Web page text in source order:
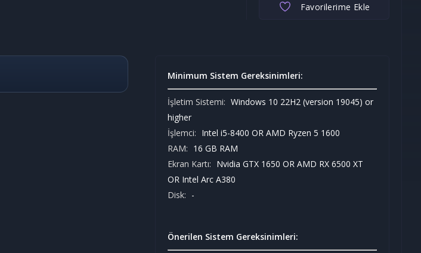
Favorilerime Ekle
Minimum Sistem Gereksinimleri:
İşletim Sistemi: Windows 10 22H2 (version 19045) or
higher
İşlemci: Intel i5-8400 OR AMD Ryzen 5 1600
RAM: 16 GB RAM
Ekran Kartı: Nvidia GTX 1650 OR AMD RX 6500 XT
OR Intel Arc A380
Disk: -
Önerilen Sistem Gereksinimleri: